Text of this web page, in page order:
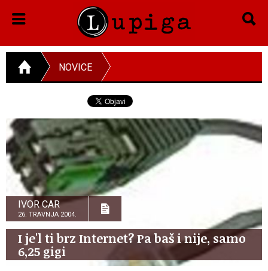
NOVICE
IVOR CAR
26. TRAVNJA 2004.
I je'l ti brz Internet? Pa baš i nije, samo
6,25 gigi